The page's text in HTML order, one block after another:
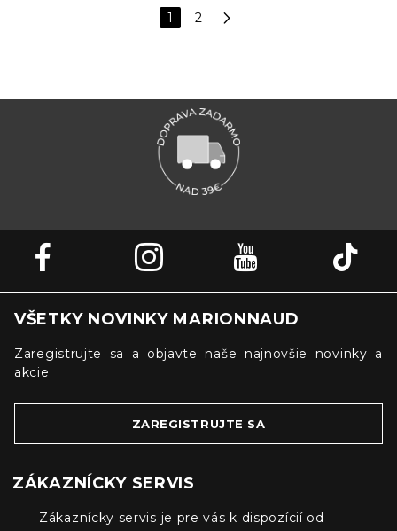
1 2
VŠETKY NOVINKY MARIONNAUD
Zaregistrujte sa a objavte naše najnovšie novinky a
akcie
ZAREGISTRUJTE SA
ZÁKAZNÍCKY SERVIS
Zákaznícky servis je pre vás k dispozícií od